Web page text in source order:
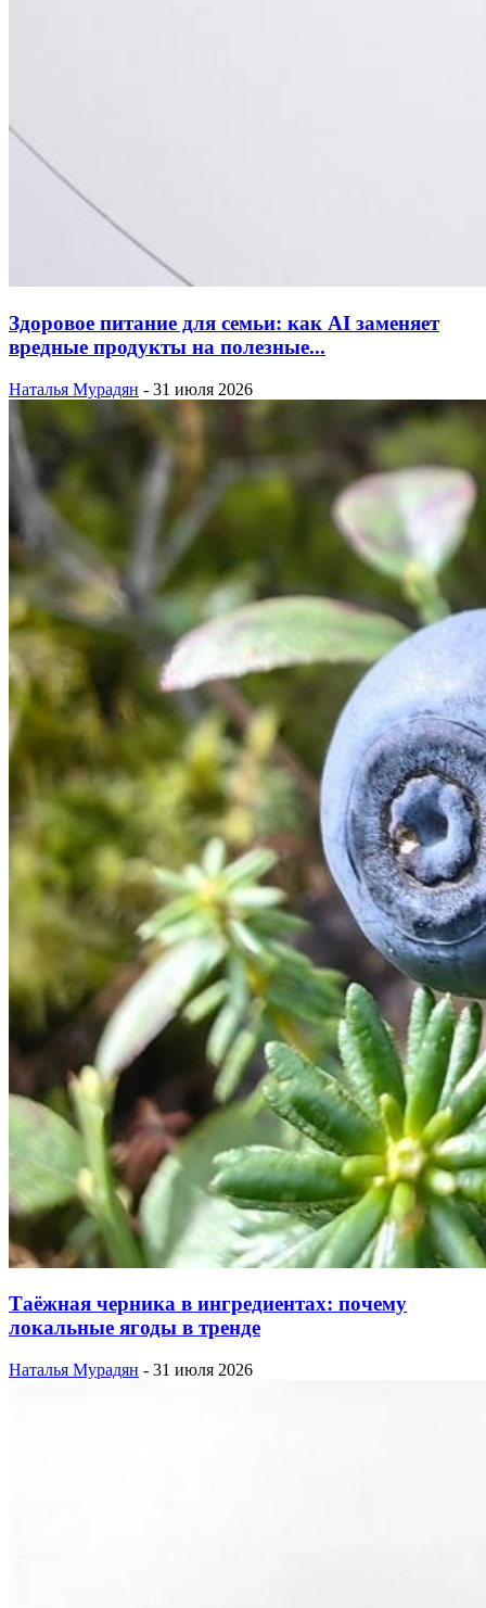
Здоровое питание для семьи: как AI заменяет
вредные продукты на полезные...
Наталья Мурадян - 31 июля 2026
Таёжная черника в ингредиентах: почему
локальные ягоды в тренде
Наталья Мурадян - 31 июля 2026